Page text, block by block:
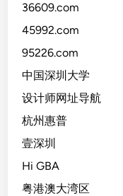
36609.com
45992.com
95226.com
中国深圳大学
设计师网址导航
杭州惠普
壹深圳
Hi GBA
粤港澳大湾区